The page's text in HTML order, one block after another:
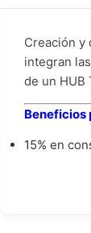
Creación y
integran
de un HUB
Beneficios
15% en